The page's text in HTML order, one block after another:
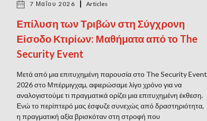
7 Μαΐου 2026 Articles
Επίλυση των Τριβών στη Σύγχρονη
Είσοδο Κτιρίων: Μαθήματα από το The
Security Event
Μετά από μια επιτυχημένη παρουσία στο The Security Event
2026 στο Μπέρμιγχαμ, αφιερώσαμε λίγο χρόνο για να
αναλογιστούμε τι πραγματικά ορίζει μια επιτυχημένη έκθεση.
Ενώ το περίπτερό μας έσφυζε συνεχώς από δραστηριότητα,
η πραγματική αξία βρισκόταν στη στροφή που